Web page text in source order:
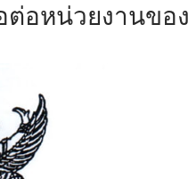
อหน่วยงานขอ